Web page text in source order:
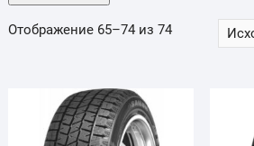
Отображение 65–74 из 74